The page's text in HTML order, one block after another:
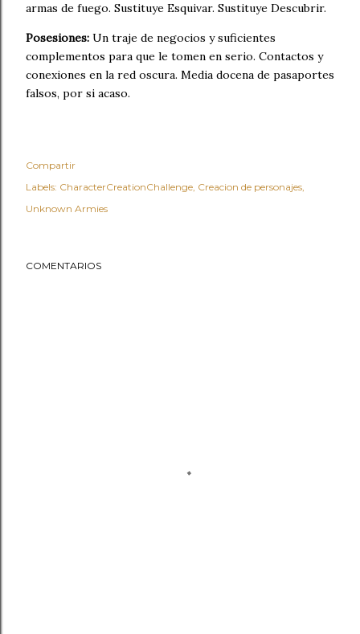
armas de fuego. Sustituye Esquivar. Sustituye Descubrir.
Posesiones: Un traje de negocios y suficientes
complementos para que le tomen en serio. Contactos y
conexiones en la red oscura. Media docena de pasaportes
falsos, por si acaso.
Compartir
Labels: CharacterCreationChallenge Creacion de personajes
Unknown Armies
COMENTARIOS